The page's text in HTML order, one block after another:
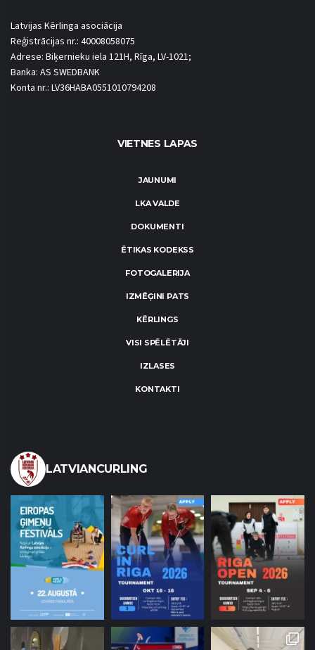
Latvijas Kērlinga asociācija
Reģistrācijas nr.: 40008058075
Adrese: Biķernieku iela 121H, Rīga, LV-1021;
Banka: AS SWEDBANK
Konta nr.: LV36HABA0551010794208
VIETNES LAPAS
JAUNUMI
LKA VALDE
DOKUMENTI
ĒTIKAS KODEKSS
FOTOGALERIJA
IZMĒĢINI PATS
KĒRLINGS
VISI SPĒLĒTĀJI
IZLASES
KONTAKTI
LATVIANCURLING